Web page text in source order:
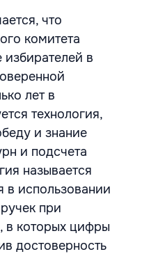
что
комитета
избирателей в
лет в
технология,
и знание
и подсчета
называется
в использовании
при
в которых цифры
достоверность